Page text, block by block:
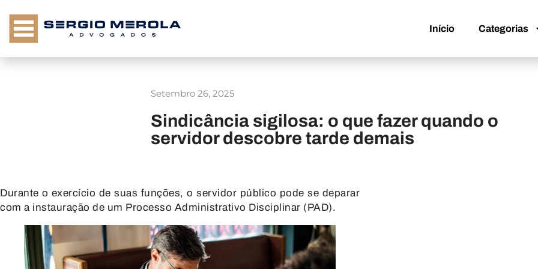
Início Categorias
Início Categorias
Setembro 26, 2025
Sindicância sigilosa: o que fazer quando o
servidor descobre tarde demais
Durante o exercício de suas funções, o servidor público pode se deparar
com a instauração de um Processo Administrativo Disciplinar (PAD).